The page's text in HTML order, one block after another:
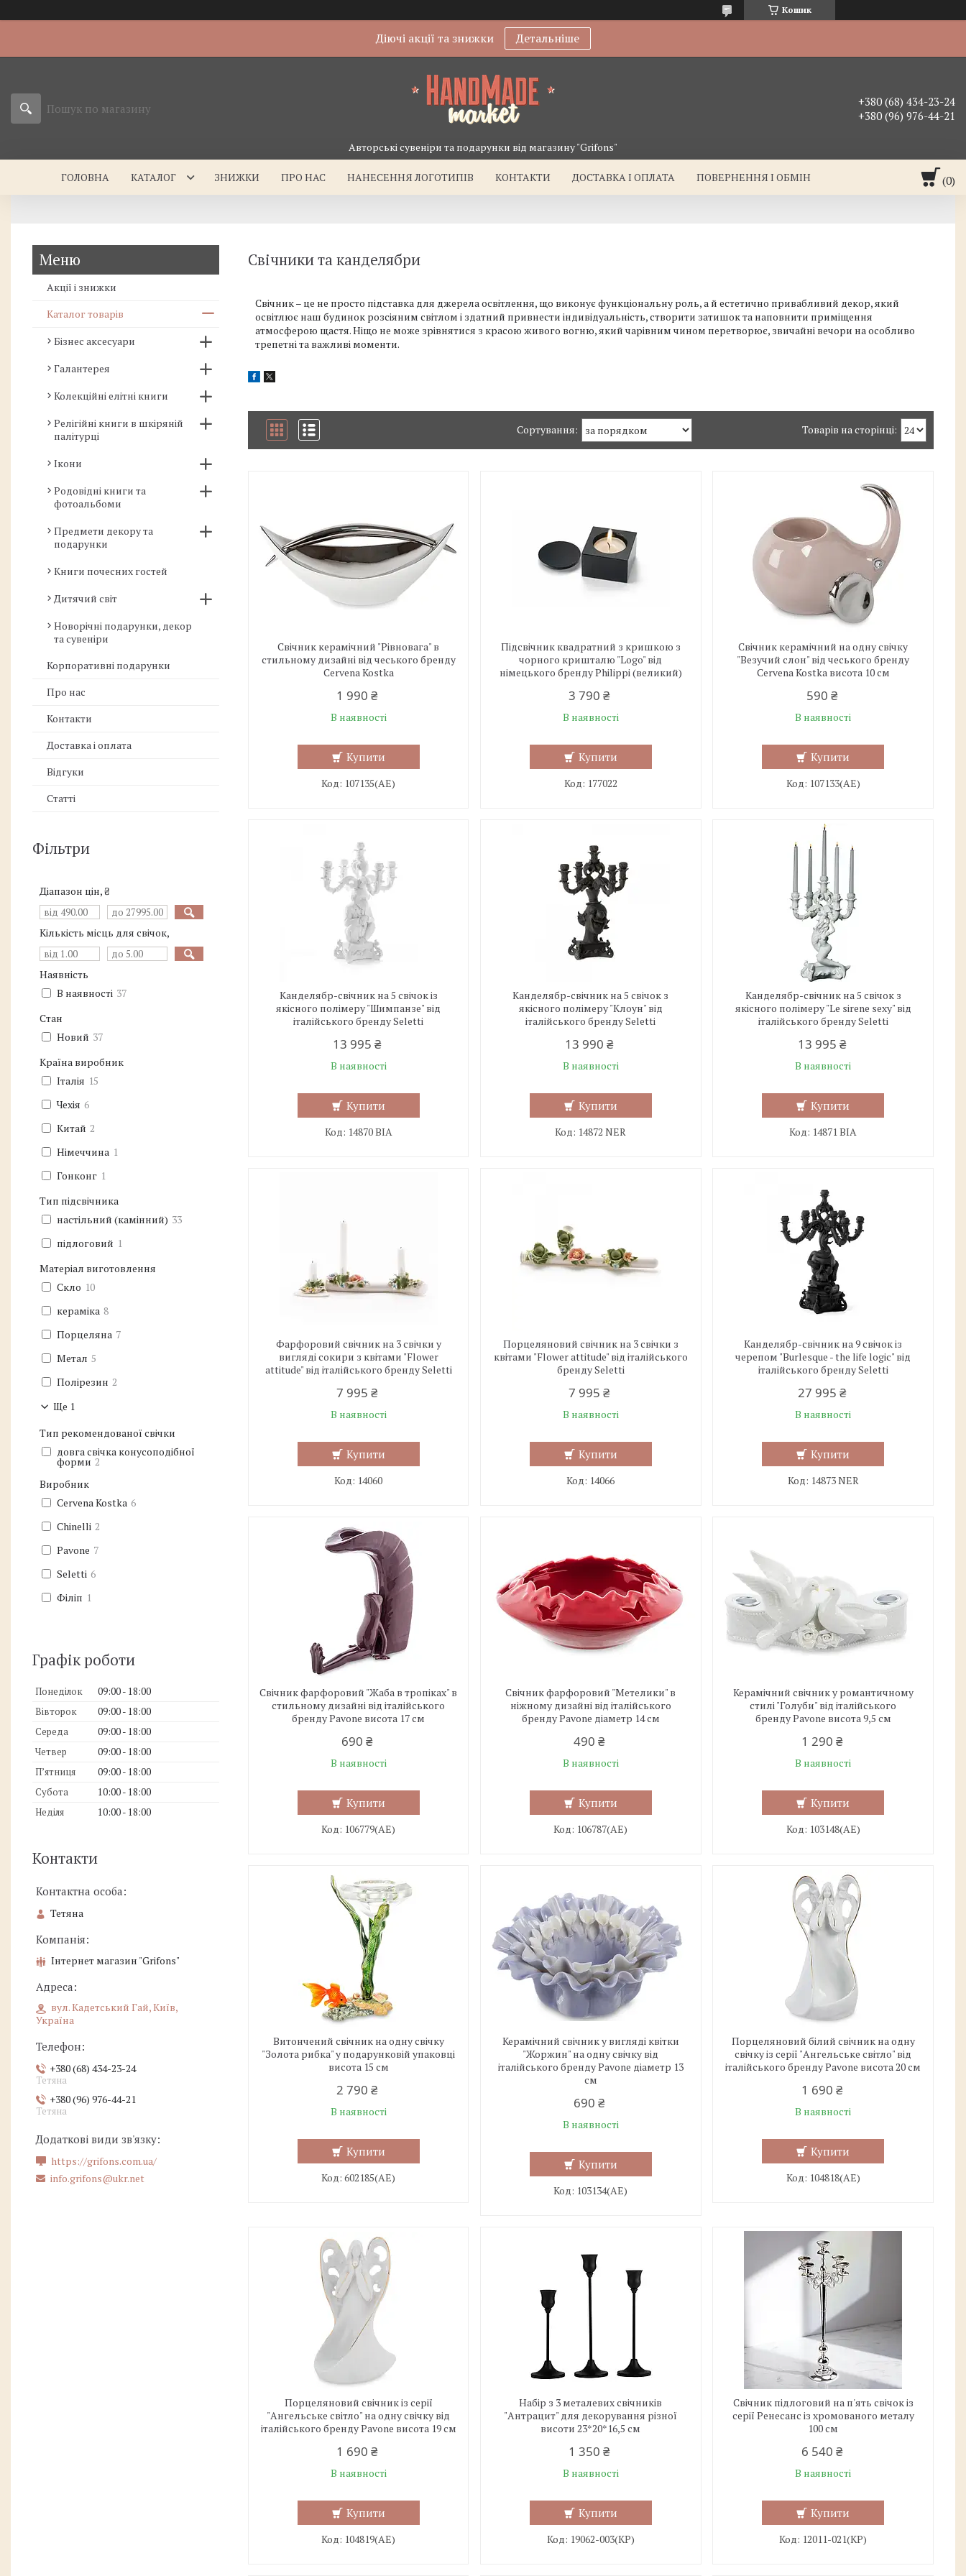
Кошик
Діючі акції та знижки Детальніше
Авторські сувеніри та подарунки від магазину "Grifons"
+380 (68) 434-23-24
+380 (96) 976-44-21
ГОЛОВНА КАТАЛОГ ЗНИЖКИ ПРО НАС НАНЕСЕННЯ ЛОГОТИПІВ КОНТАКТИ ДОСТАВКА І ОПЛАТА ПОВЕРНЕННЯ І ОБМІН
Свічники та канделябри
Свічник – це не просто підставка для джерела освітлення, що виконує функціональну роль, а й естетично привабливий декор, який
освітлює наш будинок розсіяним світлом і здатний привнести індивідуальність, створити затишок та наповнити приміщення
атмосферою щастя. Ніщо не може зрівнятися з красою живого вогню, який чарівним чином перетворює, звичайні вечори на особливо
трепетні та важливі моменти.
Свічник керамічний "Рівновага" в
стильному дизайні від чеського бренду
Cervena Kostka
1 990 ₴
В наявності
Купити
107135(АЕ)
Підсвічник квадратний з кришкою з
чорного кришталю "Logo" від
німецького бренду Philippi (великий)
3 790 ₴
В наявності
Купити
177022
Свічник керамічний на одну свічку
"Везучий слон" від чеського бренду
Cervena Kostka висота 10 см
590 ₴
В наявності
Купити
107133(АЕ)
Канделябр-свічник на 5 свічок із
якісного полімеру "Шимпанзе" від
італійського бренду Seletti
13 995 ₴
В наявності
Купити
14870 BIA
Канделябр-свічник на 5 свічок з
якісного полімеру "Клоун" від
італійського бренду Seletti
13 990 ₴
В наявності
Купити
14872 NER
Канделябр-свічник на 5 свічок з
якісного полімеру "Le sirene sexy" від
італійського бренду Seletti
13 995 ₴
В наявності
Купити
14871 BIA
Фарфоровий свічник на 3 свічки у
вигляді сокири з квітами "Flower
attitude" від італійського бренду Seletti
7 995 ₴
В наявності
Купити
14060
Порцеляновий свічник на 3 свічки з
квітами "Flower attitude" від італійського
бренду Seletti
7 995 ₴
В наявності
Купити
14066
Канделябр-свічник на 9 свічок із
черепом "Burlesque - the life logic" від
італійського бренду Seletti
27 995 ₴
В наявності
Купити
14873 NER
Свічник фарфоровий "Жаба в тропіках" в
стильному дизайні від італійського
бренду Pavone​​ висота 17 см
690 ₴
В наявності
Купити
106779(АЕ)
Свічник фарфоровий "Метелики" в
ніжному дизайні від італійського
бренду Pavone діаметр 14 см
490 ₴
В наявності
Купити
106787(АЕ)
Керамічний свічник у романтичному
стилі "Голуби" від італійського
бренду Pavone висота 9,5 см
1 290 ₴
В наявності
Купити
103148(АЕ)
Витончений свічник на одну свічку
"Золота рибка" у подарунковій упаковці
висота 15 см
2 790 ₴
В наявності
Купити
602185(АЕ)
Керамічний свічник у вигляді квітки
"Жоржин" на одну свічку від
італійського бренду Pavone​​ діаметр 13
см
690 ₴
В наявності
Купити
103134(АЕ)
Порцеляновий білий свічник на одну
свічку із серії "Ангельське світло" від
італійського бренду Pavone висота 20 см
1 690 ₴
В наявності
Купити
104818(АЕ)
Порцеляновий свічник із серії
"Ангельське світло" на одну свічку від
італійського бренду Pavone висота 19 см
1 690 ₴
В наявності
Купити
104819(АЕ)
Набір з 3 металевих свічників
"Антрацит" для декорування різної
висоти 23*20*16,5 см
1 350 ₴
В наявності
Купити
19062-003(КР)
Свічник підлоговий на п'ять свічок із
серії Ренесанс із хромованого металу
100 см
6 540 ₴
В наявності
Купити
12011-021(КР)
Акції і знижки
Каталог товарів
Бізнес аксесуари
Галантерея
Колекційні елітні книги
Релігійні книги в шкіряній
палітурці
Ікони
Родовідні книги та
фотоальбоми
Предмети декору та
подарунки
Книги почесних гостей
Дитячий світ
Новорічні подарунки, декор
та сувеніри
Корпоративні подарунки
Про нас
Контакти
Доставка і оплата
Відгуки
Статті
Фільтри
Діапазон цін, ₴
Кількість місць для свічок,
Наявність
В наявності 37
Стан
Новий 37
Країна виробник
Італія 15
Чехія 6
Китай 2
Німеччина 1
Гонконг 1
Тип підсвічника
настільний (камінний) 33
підлоговий 1
Матеріал виготовлення
Скло 10
кераміка 8
Порцеляна 7
Метал 5
Полірезин 2
Ще 1
Тип рекомендованої свічки
довга свічка конусоподібної
форми 2
Виробник
Cervena Kostka 6
Chinelli 2
Pavone 7
Seletti 6
Філіп 1
Графік роботи
Понеділок 09:00
18:00
Вівторок
09:00
18:00
Середа
09:00
18:00
Четвер
09:00
18:00
Пʼятниця
09:00
18:00
Субота
10:00
18:00
Неділя
10:00 18:00
Контакти
Тетяна
Інтернет магазин "Grifons"
вул. Кадетський Гай, Київ,
Україна
+380 (68) 434-23-24
Тетяна
+380 (96) 976-44-21
Тетяна
https://grifons.com.ua/
info.grifons@ukr.net